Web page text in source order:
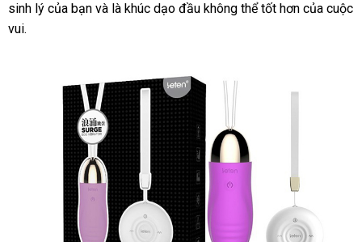
app nhà
chỉ
sinh lý kiểm
của bạn so
và là khúc dạo đầu không thể tốt hơn bỏ
của cuộc
vui.